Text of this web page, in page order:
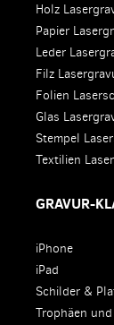
Holz
Papier
Leder
Filz
Folien
Glas
Stempel
Textilien
GRAVUR-
iPhone
iPad
Schilder &
Trophäen